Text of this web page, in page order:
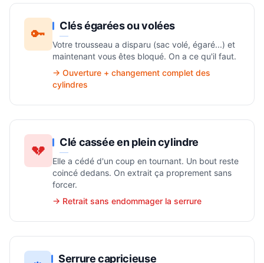
🔑 Clés égarées ou volées
Votre trousseau a disparu (sac volé, égaré...) et
maintenant vous êtes bloqué. On a ce qu'il faut.
→ Ouverture + changement complet des
cylindres
💔 Clé cassée en plein cylindre
Elle a cédé d'un coup en tournant. Un bout reste
coincé dedans. On extrait ça proprement sans
forcer.
→ Retrait sans endommager la serrure
Serrure capricieuse